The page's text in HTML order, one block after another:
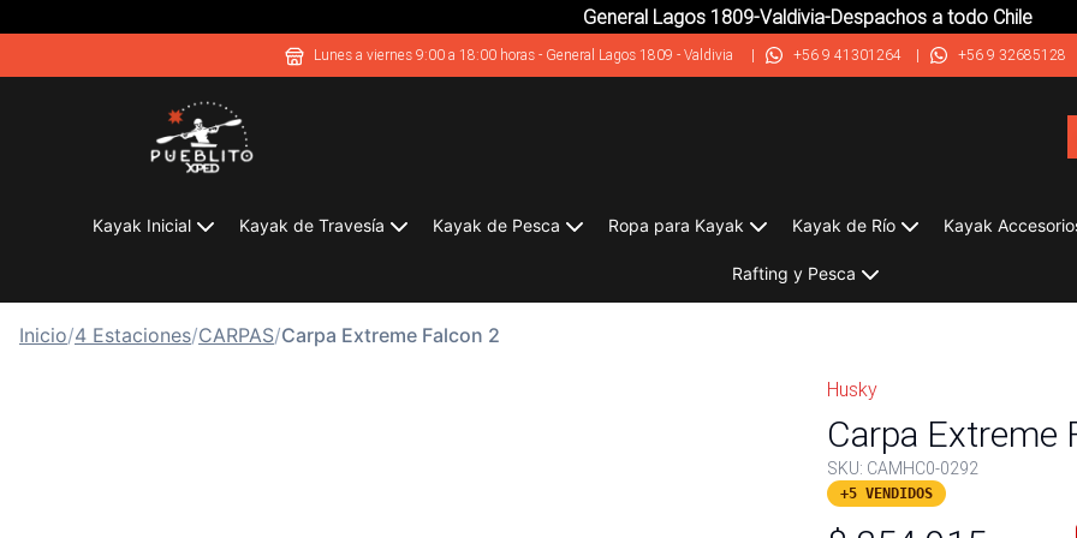
General Lagos 1809-Valdivia-Despachos a todo Chile
Lunes a viernes 9:00 a 18:00 horas - General Lagos 1809 - Valdivia | +56 9 41301264 | +56 9 32685128
Kayak Inicial Kayak de Travesía Kayak de Pesca Ropa para Kayak Kayak de Río Kayak
Rafting y Pesca
Inicio/4 Estaciones/CARPAS/Carpa Extreme Falcon 2
Husky
Carpa Extreme
SKU: CAMHC0-0292
+5 VENDIDOS